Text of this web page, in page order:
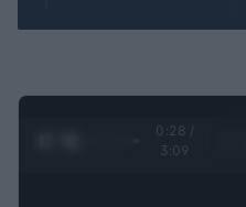
0:29 /
3:09